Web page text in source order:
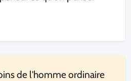
de l'homme ordinaire